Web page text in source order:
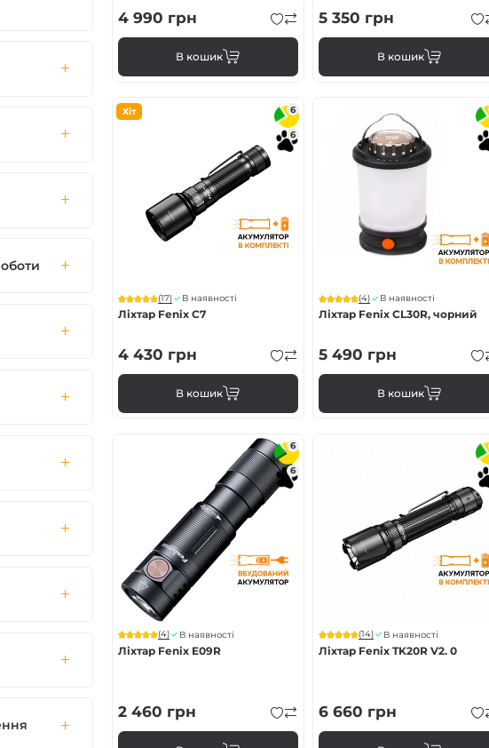
4 990 грн
В кошик
5 350 грн
В кошик
Хіт 6
6
(17) В наявності
Ліхтар Fenix C7
4 430 грн
В кошик
(4) В наявності
Ліхтар Fenix CL30R, чорний
5 490 грн
В кошик
6
6
(4) В наявності
Ліхтар Fenix E09R
2 460 грн
(14) В наявності
Ліхтар Fenix TK20R V2. 0
6 660 грн